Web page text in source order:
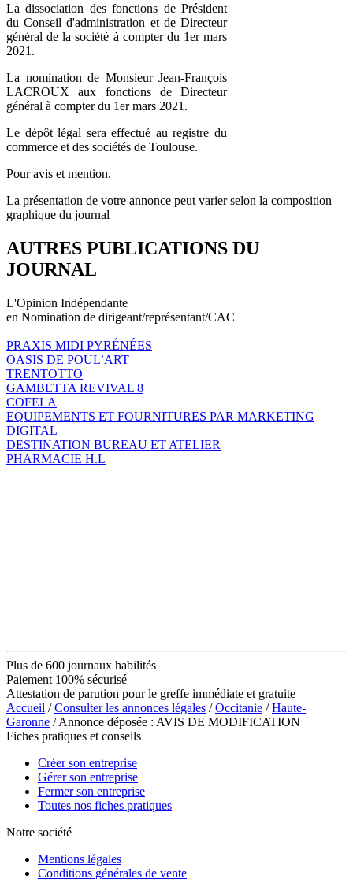
La dissociation des fonctions de Président
du Conseil d'administration et de Directeur
général de la société à compter du 1er mars
2021.
La nomination de Monsieur Jean-François
LACROUX aux fonctions de Directeur
général à compter du 1er mars 2021.
Le dépôt légal sera effectué au registre du
commerce et des sociétés de Toulouse.
Pour avis et mention.
La présentation de votre annonce peut varier selon la composition
graphique du journal
AUTRES PUBLICATIONS DU
JOURNAL
L'Opinion Indépendante
en Nomination de dirigeant/représentant/CAC
PRAXIS MIDI PYRÉNÉES
OASIS DE POUL’ART
TRENTOTTO
GAMBETTA REVIVAL 8
COFELA
EQUIPEMENTS ET FOURNITURES PAR MARKETING
DIGITAL
DESTINATION BUREAU ET ATELIER
PHARMACIE H.L
Plus de 600 journaux habilités
Paiement 100% sécurisé
Attestation de parution pour le greffe immédiate et gratuite
Accueil /Consulter les annonces légales /Occitanie /Haute-
Garonne / Annonce déposée : AVIS DE MODIFICATION
Fiches pratiques et conseils
Créer son entreprise
Gérer son entreprise
Fermer son entreprise
Toutes nos fiches pratiques
Notre société
Mentions légales
Conditions générales de vente